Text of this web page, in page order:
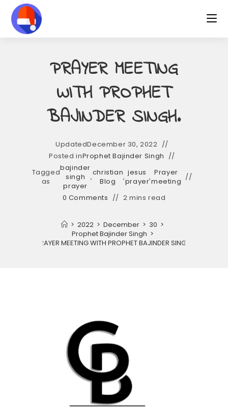
content
PRAYER MEETING
WITH PROPHET
BAJINDER SINGH.
UpdatedDecember 30, 2022
Posted inProphet Bajinder Singh
Tagged
as
bajinder
singh
prayer
,christian
Blog
, jesus
prayer, Prayer
meeting
0 Comments
2 mins read
> 2022 > December > 30 >
Prophet Bajinder Singh >
PRAYER MEETING WITH PROPHET BAJINDER SINGH.